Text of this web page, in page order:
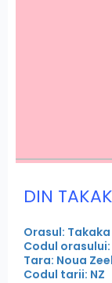
DIN
Orasul: Takaka
Codul orasului:
Tara: Noua
Codul tarii: NZ